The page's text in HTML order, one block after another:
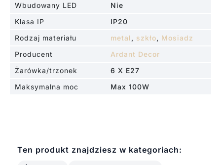
Wbudowany LED
Nie
Klasa IP
IP20
Rodzaj materiału
metal , szkło, Mosiadz
Producent
Ardant Decor
Żarówka/trzonek
6 X E27
Maksymalna moc
Max 100W
Ten produkt znajdziesz w kategoriach: